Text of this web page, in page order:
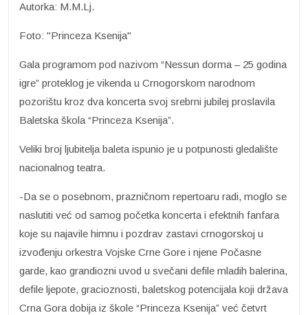
Autorka: M.M.Lj.
Foto: "Princeza Ksenija"
Gala programom pod nazivom “Nessun dorma – 25 godina
igre” proteklog je vikenda u Crnogorskom narodnom
pozorištu kroz dva koncerta svoj srebrni jubilej proslavila
Baletska škola “Princeza Ksenija”.
Veliki broj ljubitelja baleta ispunio je u potpunosti gledalište
nacionalnog teatra.
-Da se o posebnom, prazničnom repertoaru radi, moglo se
naslutiti već od samog početka koncerta i efektnih fanfara
koje su najavile himnu i pozdrav zastavi crnogorskoj u
izvođenju orkestra Vojske Crne Gore i njene Počasne
garde, kao grandiozni uvod u svečani defile mladih balerina,
defile ljepote, gracioznosti, baletskog potencijala koji država
Crna Gora dobija iz škole “Princeza Ksenija” već četvrt